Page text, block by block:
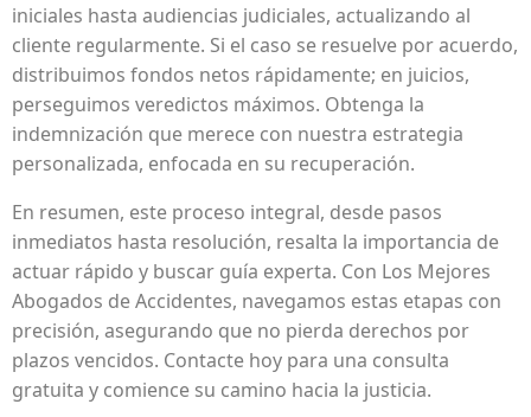
iniciales hasta audiencias judiciales, actualizando al
cliente regularmente. Si el caso se resuelve por acuerdo,
distribuimos fondos netos rápidamente; en juicios,
perseguimos veredictos máximos. Obtenga la
indemnización que merece con nuestra estrategia
personalizada, enfocada en su recuperación.
En resumen, este proceso integral, desde pasos
inmediatos hasta resolución, resalta la importancia de
actuar rápido y buscar guía experta. Con Los Mejores
Abogados de Accidentes, navegamos estas etapas con
precisión, asegurando que no pierda derechos por
plazos vencidos. Contacte hoy para una consulta
gratuita y comience su camino hacia la justicia.